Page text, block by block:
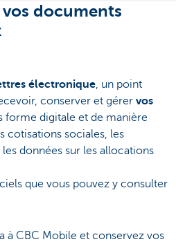
documents
électronique, un point
conserver et gérer vos
forme digitale et de manière
cotisations sociales, les
données sur les allocations
que vous pouvez y consulter
à CBC Mobile et conservez vos